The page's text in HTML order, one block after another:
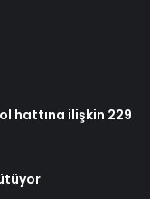
hattına ilişkin 229